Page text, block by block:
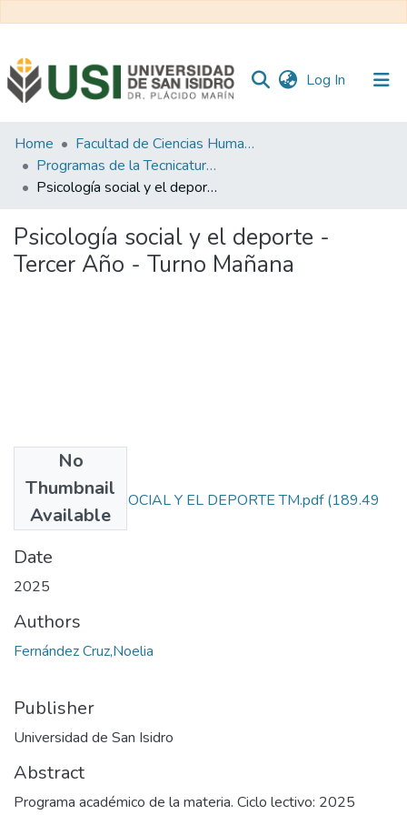
Log In (current)
Communities
&
Collections
Statistics
Home
Facultad de Ciencias Humanas y Sociales
Programas de la Tecnicatura en Periodismo Deportivo
Psicología social y el deporte - Tercer Año - Turno Mañana
Psicología social y el deporte -
Tercer Año - Turno Mañana
No
Thumbnail
Available
PSICOLOGIA SOCIAL Y EL DEPORTE TM.pdf(189.49
KB)
Date
2025
Authors
Fernández Cruz,Noelia
Publisher
Universidad de San Isidro
Abstract
Programa académico de la materia. Ciclo lectivo: 2025